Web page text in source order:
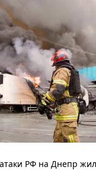
РФ на Днепр